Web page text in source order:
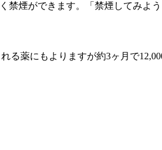
煙ができます。「禁煙してみよ
薬にもよりますが約3ヶ月で